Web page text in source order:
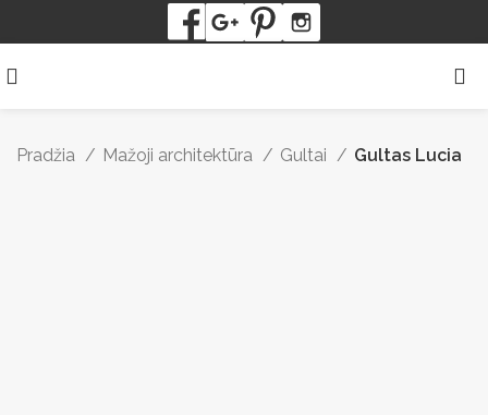
Pradžia Mažoji architektūra Gultai Gultas Lucia